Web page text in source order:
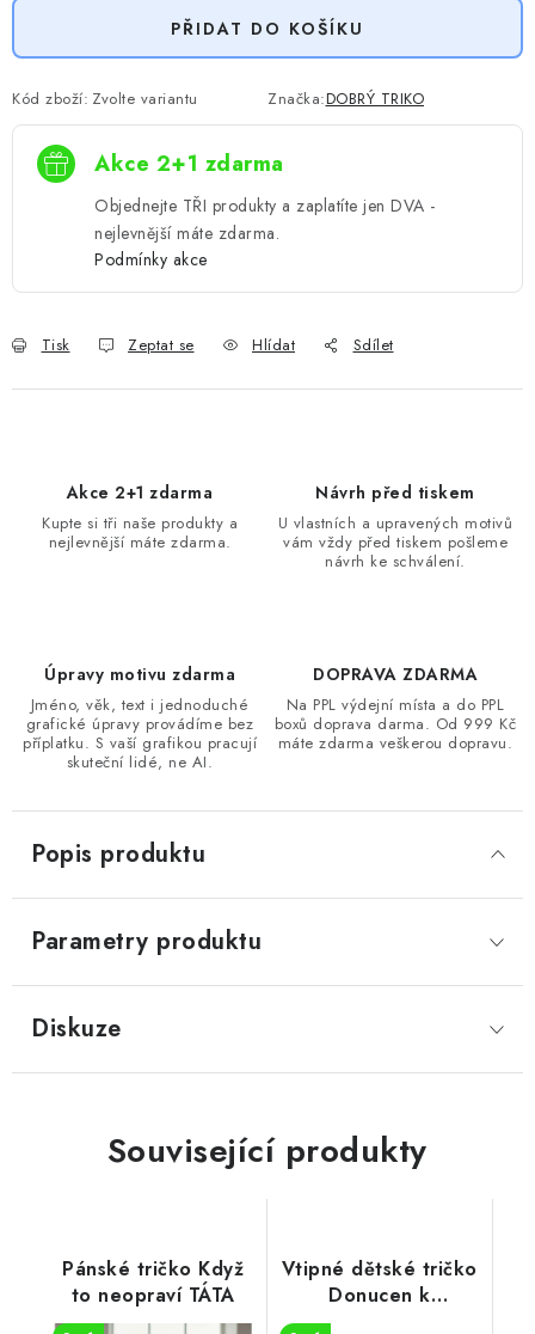
PŘIDAT DO KOŠÍKU
Kód zboží: Zvolte variantu Značka:DOBRÝ TRIKO
Akce 2+1 zdarma
Objednejte TŘI produkty a zaplatíte jen DVA -
nejlevnější máte zdarma.
Podmínky akce
Tisk Zeptat se Hlídat Sdílet
Akce 2+1 zdarma
Kupte si tři naše produkty a
nejlevnější máte zdarma.
Návrh před tiskem
U vlastních a upravených motivů
vám vždy před tiskem pošleme
návrh ke schválení.
Úpravy motivu zdarma
Jméno, věk, text i jednoduché
grafické úpravy provádíme bez
příplatku. S vaší grafikou pracují
skuteční lidé, ne AI.
DOPRAVA ZDARMA
Na PPL výdejní místa a do PPL
boxů doprava darma. Od 999 Kč
máte zdarma veškerou dopravu.
Popis produktu
Parametry produktu
Diskuze
Související produkty
Pánské tričko Když
to neopraví TÁTA
Vtipné dětské tričko
Donucen k
poslušnosti